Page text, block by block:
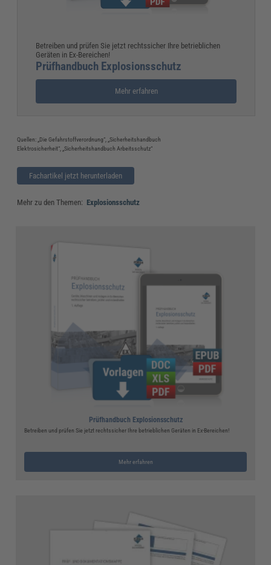
Betreiben und prüfen Sie jetzt rechtssicher Ihre betrieblichen
Geräten in Ex-Bereichen!
Prüfhandbuch Explosionsschutz
Mehr erfahren
Quellen: „Die Gefahrstoffverordnung“, „Sicherheitshandbuch
Elektrosicherheit“, „Sicherheitshandbuch Arbeitsschutz“
Fachartikel jetzt herunterladen
Mehr zu den Themen: Explosionsschutz
Prüfhandbuch Explosionsschutz
Betreiben und prüfen Sie jetzt rechtssicher Ihre betrieblichen Geräten in Ex-Bereichen!
Mehr erfahren